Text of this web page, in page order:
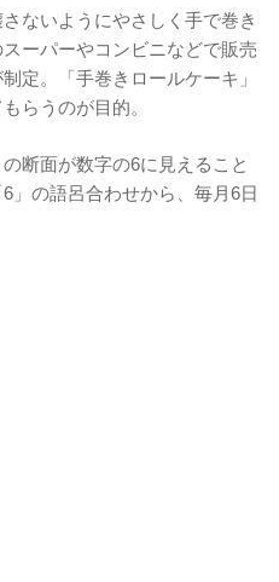
ないようにやさしく手で巻き
ーパーやコンビニなどで販売
定。「手巻きロールケーキ」
らうのが目的。
断面が数字の6に見えること
」の語呂合わせから、毎月6日